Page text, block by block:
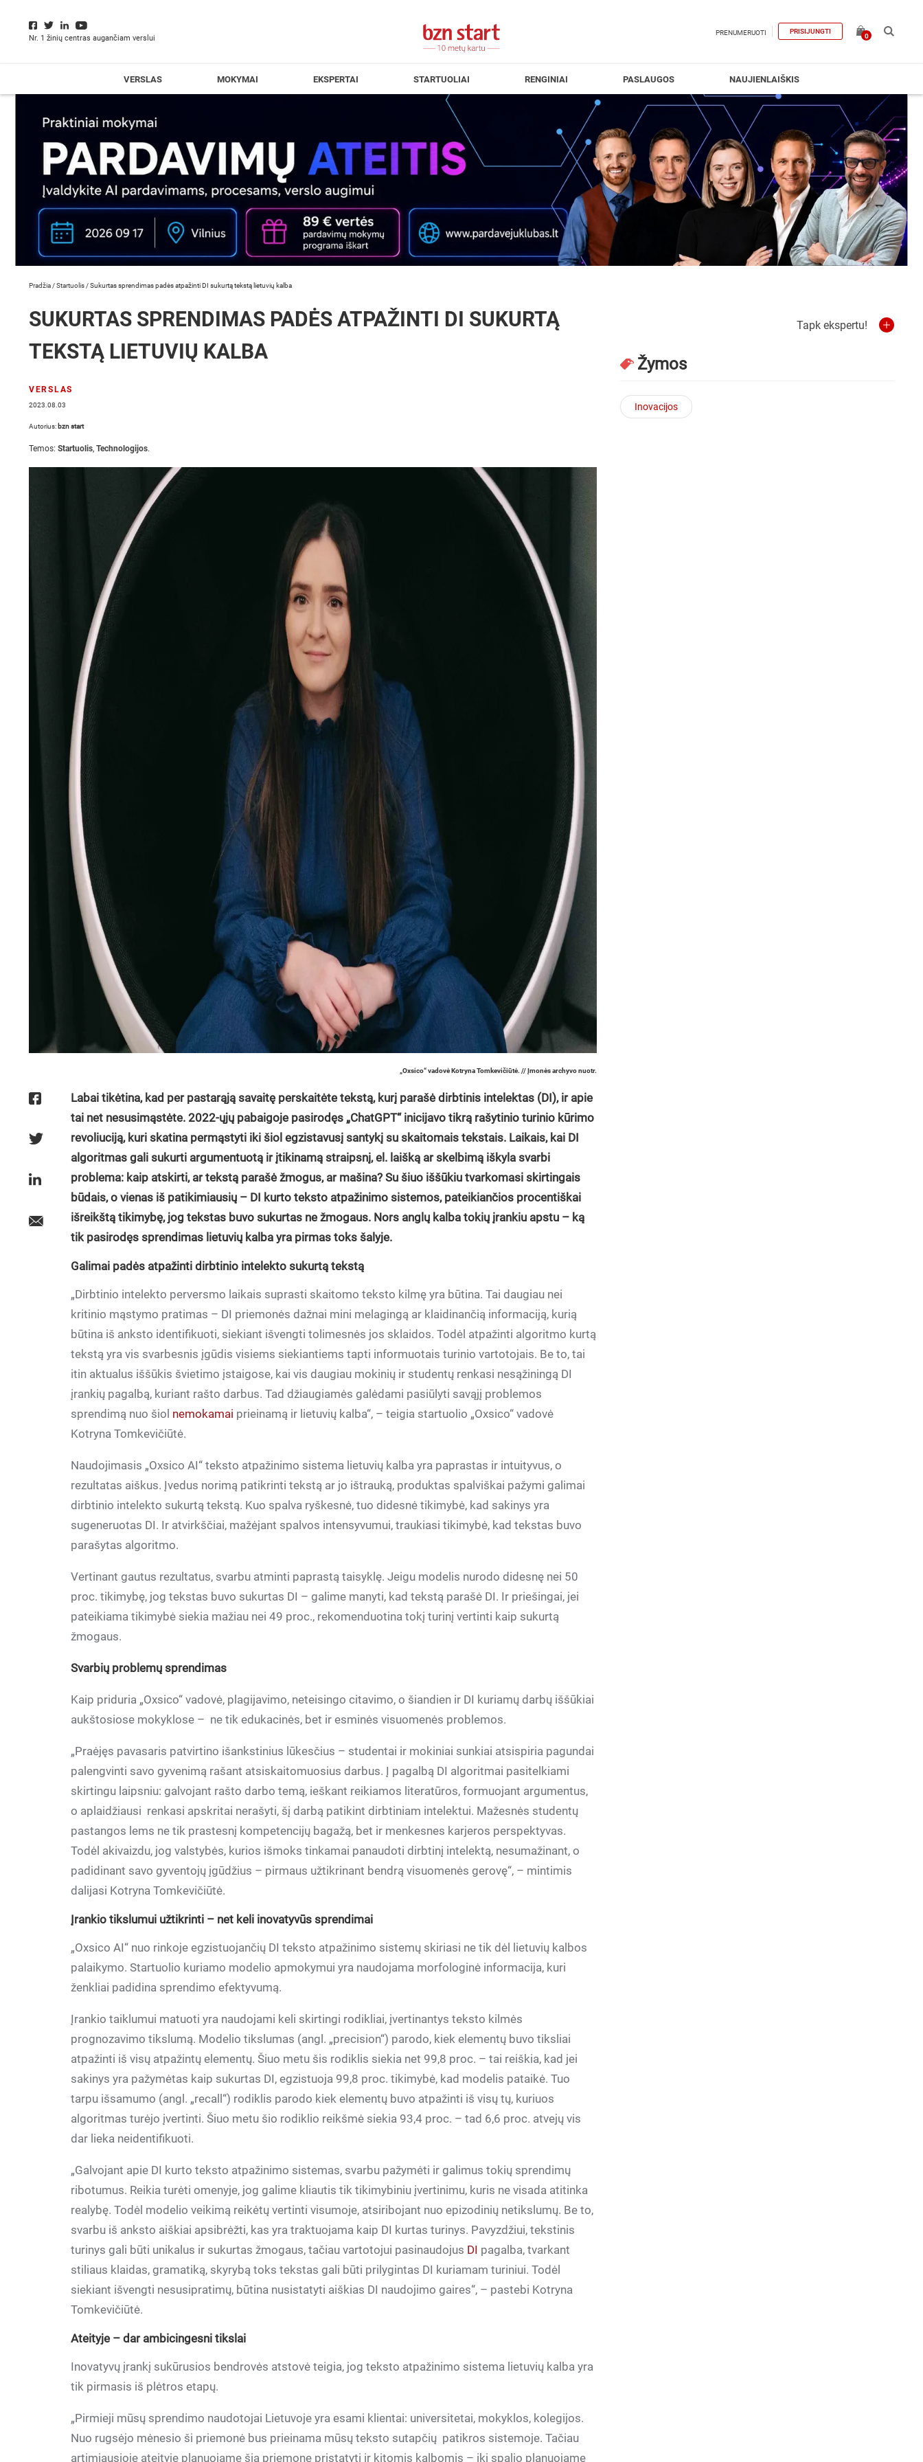
Nr. 1 žinių centras augančiam verslui
PRENUMERUOTI PRISIJUNGTI
0
VERSLAS MOKYMAI EKSPERTAI STARTUOLIAI RENGINIAI PASLAUGOS NAUJIENLAIŠKIS
Pradžia /Startuolis /Sukurtas sprendimas padės atpažinti DI sukurtą tekstą lietuvių kalba
SUKURTAS SPRENDIMAS PADĖS ATPAŽINTI DI SUKURTĄ
TEKSTĄ LIETUVIŲ KALBA
VERSLAS
2023.08.03
Autorius: bzn start
Temos: Startuolis, Technologijos.
„Oxsico“ vadovė Kotryna Tomkevičiūtė. // Įmonės archyvo nuotr.
Labai tikėtina, kad per pastarąją savaitę perskaitėte tekstą, kurį parašė dirbtinis intelektas (DI), ir apie
tai net nesusimąstėte. 2022-ųjų pabaigoje pasirodęs „ChatGPT“ inicijavo tikrą rašytinio turinio kūrimo
revoliuciją, kuri skatina permąstyti iki šiol egzistavusį santykį su skaitomais tekstais. Laikais, kai DI
algoritmas gali sukurti argumentuotą ir įtikinamą straipsnį, el. laišką ar skelbimą iškyla svarbi
problema: kaip atskirti, ar tekstą parašė žmogus, ar mašina? Su šiuo iššūkiu tvarkomasi skirtingais
būdais, o vienas iš patikimiausių – DI kurto teksto atpažinimo sistemos, pateikiančios procentiškai
išreikštą tikimybę, jog tekstas buvo sukurtas ne žmogaus. Nors anglų kalba tokių įrankiu apstu – ką
tik pasirodęs sprendimas lietuvių kalba yra pirmas toks šalyje.
Galimai padės atpažinti dirbtinio intelekto sukurtą tekstą
„Dirbtinio intelekto perversmo laikais suprasti skaitomo teksto kilmę yra būtina. Tai daugiau nei
kritinio mąstymo pratimas – DI priemonės dažnai mini melagingą ar klaidinančią informaciją, kurią
būtina iš anksto identifikuoti, siekiant išvengti tolimesnės jos sklaidos. Todėl atpažinti algoritmo kurtą
tekstą yra vis svarbesnis įgūdis visiems siekiantiems tapti informuotais turinio vartotojais. Be to, tai
itin aktualus iššūkis švietimo įstaigose, kai vis daugiau mokinių ir studentų renkasi nesąžiningą DI
įrankių pagalbą, kuriant rašto darbus. Tad džiaugiamės galėdami pasiūlyti savąjį problemos
sprendimą nuo šiol nemokamai prieinamą ir lietuvių kalba“, – teigia startuolio „Oxsico“ vadovė
Kotryna Tomkevičiūtė.
Naudojimasis „Oxsico AI“ teksto atpažinimo sistema lietuvių kalba yra paprastas ir intuityvus, o
rezultatas aiškus. Įvedus norimą patikrinti tekstą ar jo ištrauką, produktas spalviškai pažymi galimai
dirbtinio intelekto sukurtą tekstą. Kuo spalva ryškesnė, tuo didesnė tikimybė, kad sakinys yra
sugeneruotas DI. Ir atvirkščiai, mažėjant spalvos intensyvumui, traukiasi tikimybė, kad tekstas buvo
parašytas algoritmo.
Vertinant gautus rezultatus, svarbu atminti paprastą taisyklę. Jeigu modelis nurodo didesnę nei 50
proc. tikimybę, jog tekstas buvo sukurtas DI – galime manyti, kad tekstą parašė DI. Ir priešingai, jei
pateikiama tikimybė siekia mažiau nei 49 proc., rekomenduotina tokį turinį vertinti kaip sukurtą
žmogaus.
Svarbių problemų sprendimas
Kaip priduria „Oxsico“ vadovė, plagijavimo, neteisingo citavimo, o šiandien ir DI kuriamų darbų iššūkiai
aukštosiose mokyklose – ne tik edukacinės, bet ir esminės visuomenės problemos.
„Praėjęs pavasaris patvirtino išankstinius lūkesčius – studentai ir mokiniai sunkiai atsispiria pagundai
palengvinti savo gyvenimą rašant atsiskaitomuosius darbus. Į pagalbą DI algoritmai pasitelkiami
skirtingu laipsniu: galvojant rašto darbo temą, ieškant reikiamos literatūros, formuojant argumentus,
o aplaidžiausi renkasi apskritai nerašyti, šį darbą patikint dirbtiniam intelektui. Mažesnės studentų
pastangos lems ne tik prastesnį kompetencijų bagažą, bet ir menkesnes karjeros perspektyvas.
Todėl akivaizdu, jog valstybės, kurios išmoks tinkamai panaudoti dirbtinį intelektą, nesumažinant, o
padidinant savo gyventojų įgūdžius – pirmaus užtikrinant bendrą visuomenės gerovę“, – mintimis
dalijasi Kotryna Tomkevičiūtė.
Įrankio tikslumui užtikrinti – net keli inovatyvūs sprendimai
„Oxsico AI“ nuo rinkoje egzistuojančių DI teksto atpažinimo sistemų skiriasi ne tik dėl lietuvių kalbos
palaikymo. Startuolio kuriamo modelio apmokymui yra naudojama morfologinė informacija, kuri
ženkliai padidina sprendimo efektyvumą.
Įrankio taiklumui matuoti yra naudojami keli skirtingi rodikliai, įvertinantys teksto kilmės
prognozavimo tikslumą. Modelio tikslumas (angl. „precision“) parodo, kiek elementų buvo tiksliai
atpažinti iš visų atpažintų elementų. Šiuo metu šis rodiklis siekia net 99,8 proc. – tai reiškia, kad jei
sakinys yra pažymėtas kaip sukurtas DI, egzistuoja 99,8 proc. tikimybė, kad modelis pataikė. Tuo
tarpu išsamumo (angl. „recall“) rodiklis parodo kiek elementų buvo atpažinti iš visų tų, kuriuos
algoritmas turėjo įvertinti. Šiuo metu šio rodiklio reikšmė siekia 93,4 proc. – tad 6,6 proc. atvejų vis
dar lieka neidentifikuoti.
„Galvojant apie DI kurto teksto atpažinimo sistemas, svarbu pažymėti ir galimus tokių sprendimų
ribotumus. Reikia turėti omenyje, jog galime kliautis tik tikimybiniu įvertinimu, kuris ne visada atitinka
realybę. Todėl modelio veikimą reikėtų vertinti visumoje, atsiribojant nuo epizodinių netikslumų. Be to,
svarbu iš anksto aiškiai apsibrėžti, kas yra traktuojama kaip DI kurtas turinys. Pavyzdžiui, tekstinis
turinys gali būti unikalus ir sukurtas žmogaus, tačiau vartotojui pasinaudojus DI pagalba, tvarkant
stiliaus klaidas, gramatiką, skyrybą toks tekstas gali būti prilygintas DI kuriamam turiniui. Todėl
siekiant išvengti nesusipratimų, būtina nusistatyti aiškias DI naudojimo gaires“, – pastebi Kotryna
Tomkevičiūtė.
Ateityje – dar ambicingesni tikslai
Inovatyvų įrankį sukūrusios bendrovės atstovė teigia, jog teksto atpažinimo sistema lietuvių kalba yra
tik pirmasis iš plėtros etapų.
„Pirmieji mūsų sprendimo naudotojai Lietuvoje yra esami klientai: universitetai, mokyklos, kolegijos.
Nuo rugsėjo mėnesio ši priemonė bus prieinama mūsų teksto sutapčių patikros sistemoje. Tačiau
artimiausioje ateityje planuojame šią priemonę pristatyti ir kitomis kalbomis – iki spalio planuojame
Tapk ekspertu!
Žymos
Inovacijos